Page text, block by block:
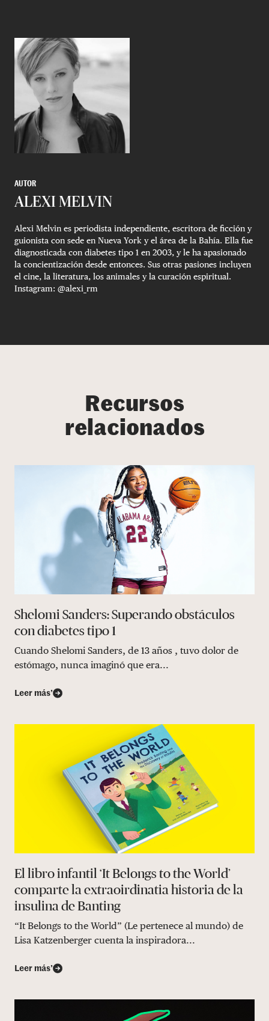
AUTOR
ALEXI MELVIN
Alexi Melvin es periodista independiente, escritora de ficción y
guionista con sede en Nueva York y el área de la Bahía. Ella fue
diagnosticada con diabetes tipo 1 en 2003, y le ha apasionado
la concientización desde entonces. Sus otras pasiones incluyen
el cine, la literatura, los animales y la curación espiritual.
Instagram: @alexi_rm
Recursos
relacionados
Shelomi Sanders: Superando obstáculos
con diabetes tipo 1
Cuando Shelomi Sanders, de 13 años , tuvo dolor de
estómago, nunca imaginó que era...
Leer más’
El libro infantil ‘It Belongs to the World’
comparte la extraoirdinatia historia de la
insulina de Banting
“It Belongs to the World” (Le pertenece al mundo) de
Lisa Katzenberger cuenta la inspiradora...
Leer más’